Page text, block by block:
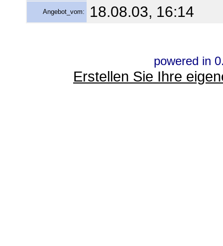
Angebot_vom: 18.08.03, 16:14
powered in
Erstellen Sie Ihre